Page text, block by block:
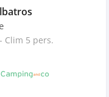
Clim 5 pers.